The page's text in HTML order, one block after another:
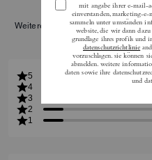
Weitere Informationen darüber,
5
4
3
2
1